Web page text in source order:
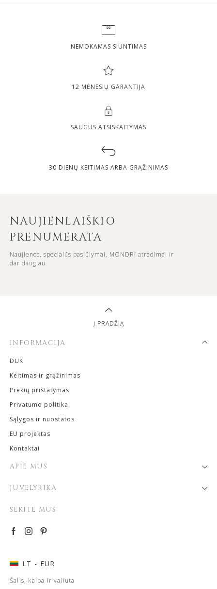
NEMOKAMAS SIUNTIMAS
12 MĖNESIŲ GARANTIJA
SAUGUS ATSISKAITYMAS
30 DIENŲ KEITIMAS ARBA GRĄŽINIMAS
NAUJIENLAIŠKIO
PRENUMERATA
Naujienos, specialūs pasiūlymai, MONDRI atradimai ir
dar daugiau
INFORMACIJA
DUK
Keitimas ir grąžinimas
Prekių pristatymas
Privatumo politika
Sąlygos ir nuostatos
EU projektas
Kontaktai
APIE MUS
JUVELYRIKA
SEKITE MUS
LT - EUR
Šalis, kalba ir valiuta
Į PRADŽIĄ